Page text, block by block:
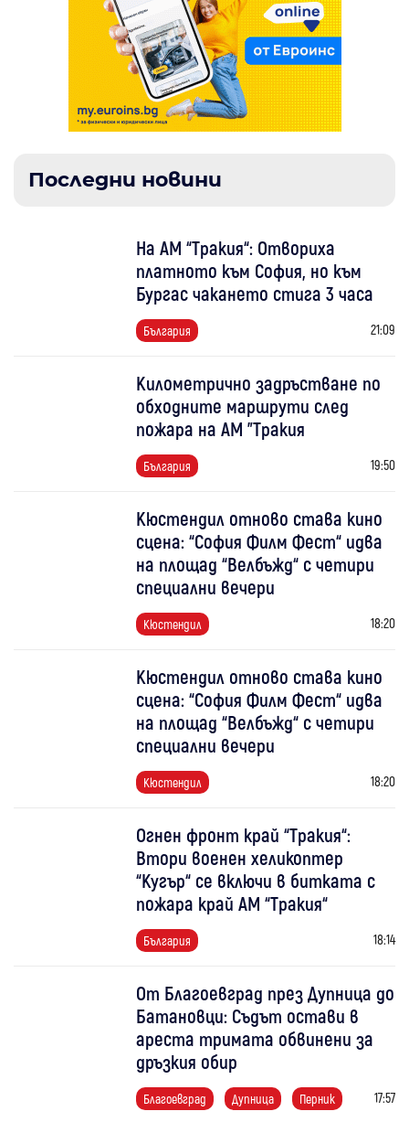
Последни новини
На АМ “Тракия“: Отвориха
платното към София, но към
Бургас чакането стига 3 часа
България 21:09
Километрично задръстване по
обходните маршрути след
пожара на АМ "Тракия
България 19:50
Кюстендил отново става кино
сцена: “София Филм Фест“ идва
на площад “Велбъжд“ с четири
специални вечери
Кюстендил 18:20
Кюстендил отново става кино
сцена: “София Филм Фест“ идва
на площад “Велбъжд“ с четири
специални вечери
Кюстендил 18:20
Огнен фронт край “Тракия“:
Втори военен хеликоптер
“Кугър“ се включи в битката с
пожара край АМ “Тракия“
България 18:14
От Благоевград през Дупница до
Батановци: Съдът остави в
ареста тримата обвинени за
дръзкия обир
Благоевград Дупница Перник 17:57